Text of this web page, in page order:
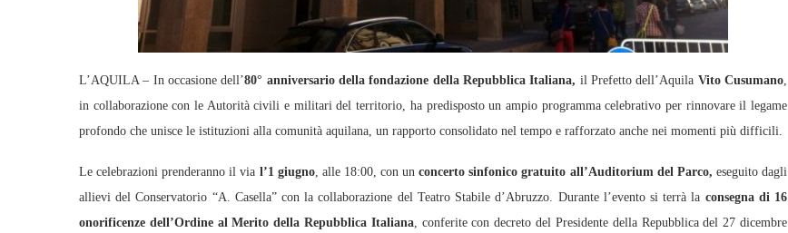
L’AQUILA – In occasione dell’80° anniversario della fondazione della Repubblica Italiana, il Prefetto dell’Aquila Vito Cusumano,
in collaborazione con le Autorità civili e militari del territorio, ha predisposto un ampio programma celebrativo per rinnovare il legame
profondo che unisce le istituzioni alla comunità aquilana, un rapporto consolidato nel tempo e rafforzato anche nei momenti più difficili.
Le celebrazioni prenderanno il via l’1 giugno, alle 18:00, con unconcerto sinfonico gratuito all’Auditorium del Parco, eseguito dagli
allievi del Conservatorio “A. Casella” con la collaborazione del Teatro Stabile d’Abruzzo. Durante l’evento si terrà la consegna di 16
onorificenze dell’Ordine al Merito della Repubblica Italiana, conferite con decreto del Presidente della Repubblica del 27 dicembre